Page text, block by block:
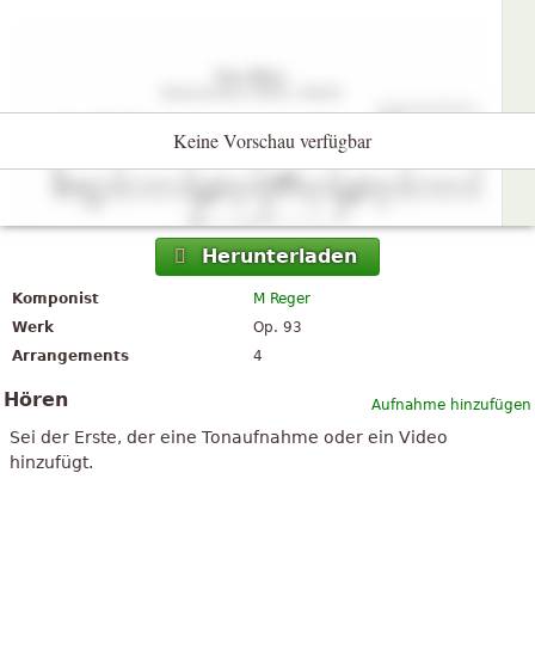
Keine Vorschau verfügbar
Herunterladen
Komponist
M Reger
Werk
Op. 93
Arrangements
4
Aufnahme hinzufügen
Hören
Sei der Erste, der eine Tonaufnahme oder ein Video
hinzufügt.